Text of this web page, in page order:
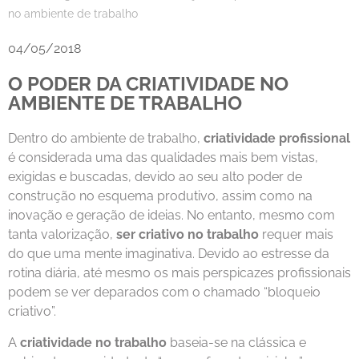
no ambiente de trabalho
04/05/2018
O PODER DA CRIATIVIDADE NO
AMBIENTE DE TRABALHO
Dentro do ambiente de trabalho, criatividade profissional
é considerada uma das qualidades mais bem vistas,
exigidas e buscadas, devido ao seu alto poder de
construção no esquema produtivo, assim como na
inovação e geração de ideias. No entanto, mesmo com
tanta valorização, ser criativo no trabalho requer mais
do que uma mente imaginativa. Devido ao estresse da
rotina diária, até mesmo os mais perspicazes profissionais
podem se ver deparados com o chamado “bloqueio
criativo”.
A criatividade no trabalho baseia-se na clássica e